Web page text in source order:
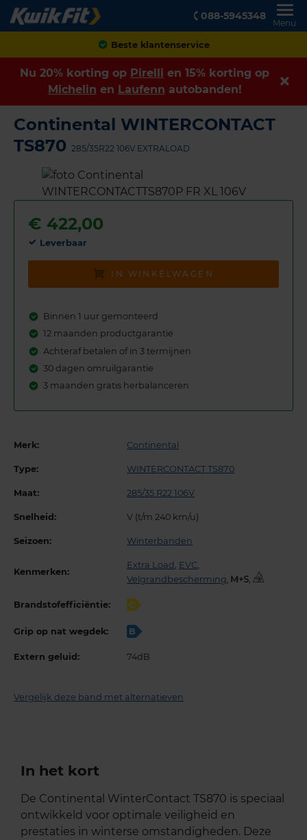
088-5945348
Menu
Achteraf betalen
Nu 20% korting op Pirelli en 15% korting op
Michelin en Laufenn autobanden!
Continental WINTERCONTACT
TS870 285/35R22 106V EXTRALOAD
€ 422,00
Leverbaar
IN WINKELWAGEN
Binnen 1 uur gemonteerd
12 maanden productgarantie
Achteraf betalen of in 3 termijnen
30 dagen omruilgarantie
3 maanden gratis herbalanceren
Merk: Continental
Type: WINTERCONTACT TS870
Maat: 285/35 R22 106V
Snelheid: V (t/m 240 km/u)
Seizoen: Winterbanden
Kenmerken:
Extra Load EVC
Velgrandbescherming
,
Brandstofefficiëntie: C
Grip op nat wegdek: B
Extern geluid: 74dB
Vergelijk deze band met alternatieven
In het kort
De Continental WinterContact TS870 is speciaal
ontwikkeld voor optimale veiligheid en
prestaties in winterse omstandigheden. Deze